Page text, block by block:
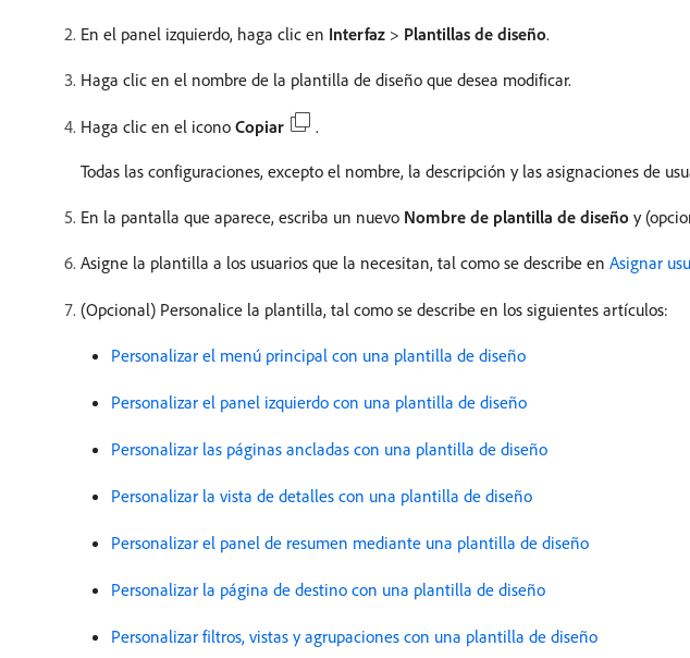
En el panel izquierdo, haga clic en Interfaz > Plantillas de diseño.
Haga clic en el nombre de la plantilla de diseño que desea modificar.
Haga clic en el icono Copiar .
Todas las configuraciones, excepto el nombre, la descripción y las asignaciones de
En la pantalla que aparece, escriba un nuevo Nombre de plantilla de diseño y
Asigne la plantilla a los usuarios que la necesitan, tal como se describe en Asignar
(Opcional) Personalice la plantilla, tal como se describe en los siguientes artículos:
Personalizar el menú principal con una plantilla de diseño
Personalizar el panel izquierdo con una plantilla de diseño
Personalizar las páginas ancladas con una plantilla de diseño
Personalizar la vista de detalles con una plantilla de diseño
Personalizar el panel de resumen mediante una plantilla de diseño
Personalizar la página de destino con una plantilla de diseño
Personalizar filtros, vistas y agrupaciones con una plantilla de diseño